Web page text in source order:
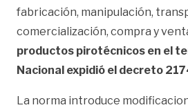
fabricación, manipulación,
comercialización, compra y
productos pirotécnicos en el
Nacional expidió el decreto
La norma introduce